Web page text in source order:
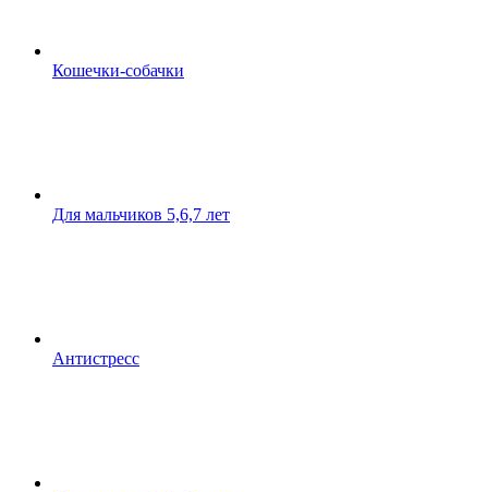
Кошечки-собачки
Для мальчиков 5,6,7 лет
Антистресс